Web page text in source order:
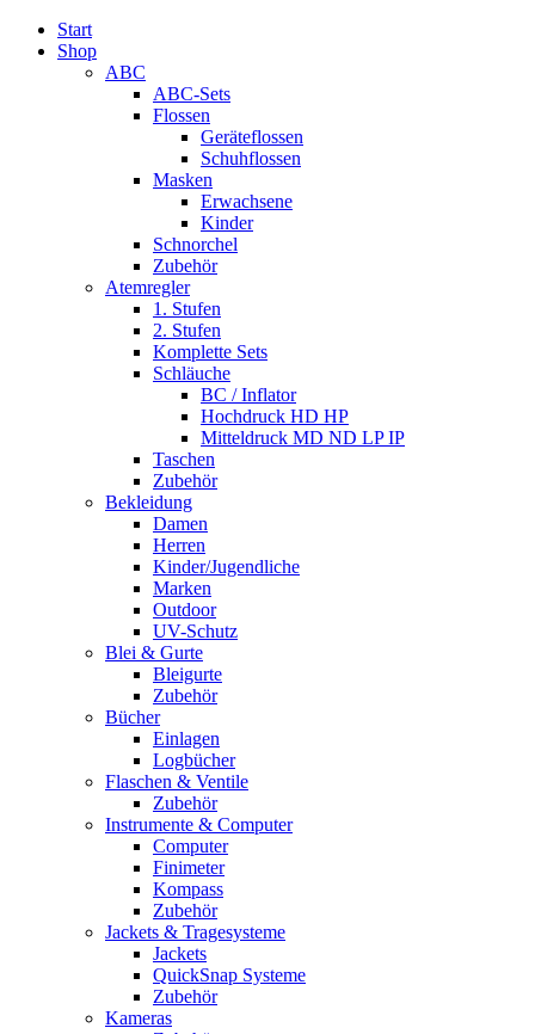
Start
Shop
ABC
ABC-Sets
Flossen
Geräteflossen
Schuhflossen
Masken
Erwachsene
Kinder
Schnorchel
Zubehör
Atemregler
1. Stufen
2. Stufen
Komplette Sets
Schläuche
BC / Inflator
Hochdruck HD HP
Mitteldruck MD ND LP IP
Taschen
Zubehör
Bekleidung
Damen
Herren
Kinder/Jugendliche
Marken
Outdoor
UV-Schutz
Blei & Gurte
Bleigurte
Zubehör
Bücher
Einlagen
Logbücher
Flaschen & Ventile
Zubehör
Instrumente & Computer
Computer
Finimeter
Kompass
Zubehör
Jackets & Tragesysteme
Jackets
QuickSnap Systeme
Zubehör
Kameras